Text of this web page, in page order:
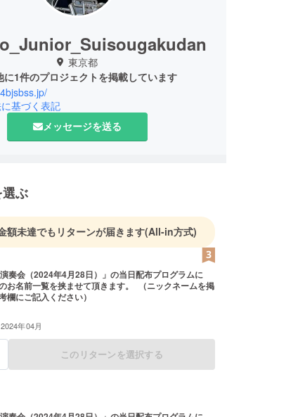
東京都
に1件のプロジェクトを掲載しています
基づく表記
メッセージを送る
選ぶ
額未達でもリターンが届きます(All-in方式)
奏会（2024年4月28日）」の当日配布プログラムに
お名前一覧を挟ませて頂きます。 （ニックネームを掲
欄にご記入ください）
年04月
このリターンを選択する